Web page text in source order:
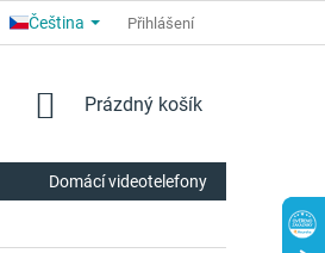
PRO PARTNERY O NÁS
Čeština Přihlášení
NÁKUPNÍ
Prázdný košík
Domácí videotelefony